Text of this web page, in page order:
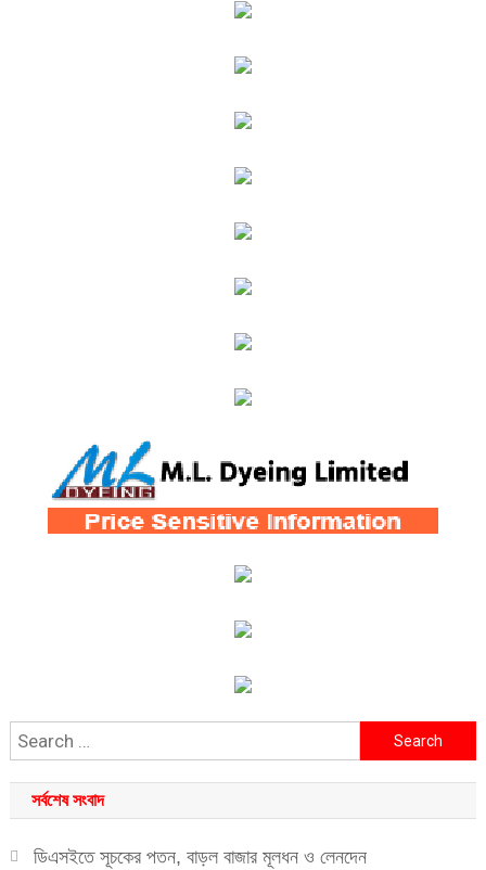
Search
for:
সর্বশেষ সংবাদ
ডিএসইতে সূচকের পতন, বাড়ল বাজার মূলধন ও লেনদেন